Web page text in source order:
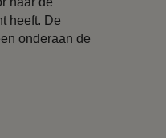
heeft. De
onderaan de